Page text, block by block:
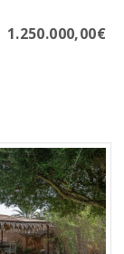
1.250.000,00€